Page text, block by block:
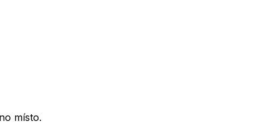
místo.